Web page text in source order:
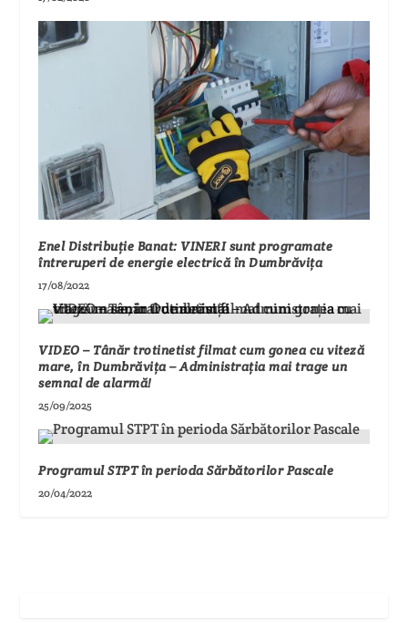
Enel Distribuție Banat: VINERI sunt programate
întreruperi de energie electrică în Dumbrăvița
17/08/2022
VIDEO – Tânăr trotinetist filmat cum gonea cu viteză
mare, în Dumbrăvița – Administrația mai trage un
semnal de alarmă!
25/09/2025
Programul STPT în perioda Sărbătorilor Pascale
20/04/2022